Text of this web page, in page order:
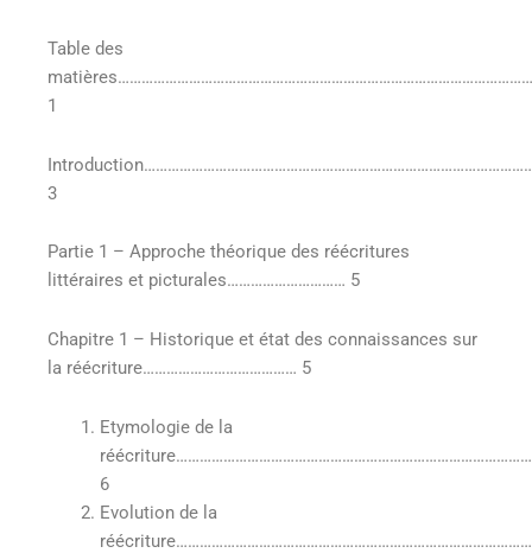
Table des
1
3
Partie 1 – Approche théorique des réécritures
littéraires et picturales………………………… 5
Chapitre 1 – Historique et état des connaissances sur
la réécriture………………………………… 5
Etymologie de la
6
Evolution de la